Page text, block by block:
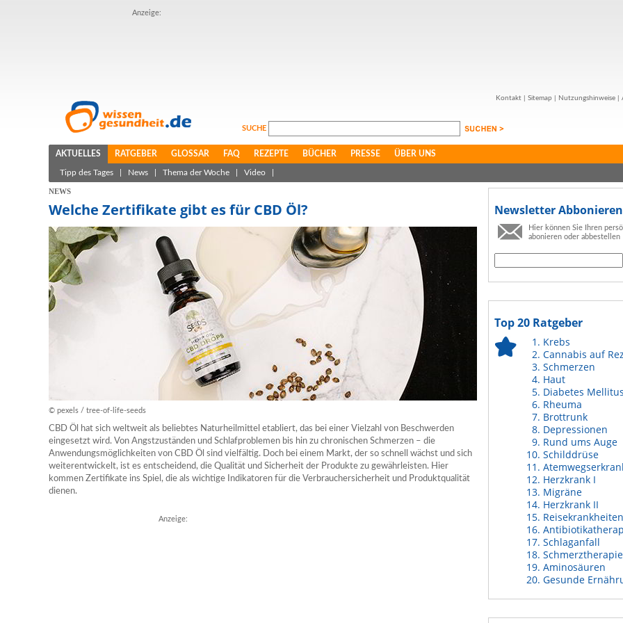
Anzeige:
Kontakt Sitemap Nutzungshinweise
SUCHE
AKTUELLES RATGEBER GLOSSAR FAQ REZEPTE BÜCHER PRESSE ÜBER UNS
Tipp des Tages News Thema der Woche Video
NEWS
Welche Zertifikate gibt es für CBD Öl?
© pexels / tree-of-life-seeds
CBD Öl hat sich weltweit als beliebtes Naturheilmittel etabliert, das bei einer Vielzahl von Beschwerden
eingesetzt wird. Von Angstzuständen und Schlafproblemen bis hin zu chronischen Schmerzen – die
Anwendungsmöglichkeiten von CBD Öl sind vielfältig. Doch bei einem Markt, der so schnell wächst und sich
weiterentwickelt, ist es entscheidend, die Qualität und Sicherheit der Produkte zu gewährleisten. Hier
kommen Zertifikate ins Spiel, die als wichtige Indikatoren für die Verbrauchersicherheit und Produktqualität
dienen.
Anzeige:
Newsletter Abbonieren
Hier können Sie Ihren
abonieren oder abbestellen
Top 20 Ratgeber
Krebs
Cannabis auf
Schmerzen
Haut
Diabetes Mellitus
Rheuma
Brottrunk
Depressionen
Rund ums Auge
Schilddrüse
Herzkrank I
Migräne
Herzkrank II
Reisekrankheiten
Schlaganfall
Schmerztherapie
Aminosäuren
Gesunde